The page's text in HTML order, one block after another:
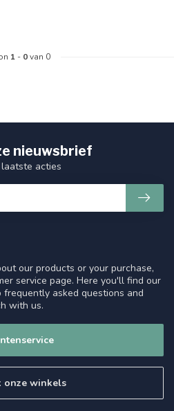
1 - 0van 0
our products or your purchase,
service page. Here you'll find our
asked questions and
with us.
onze winkels
nieuwsbrief
acties